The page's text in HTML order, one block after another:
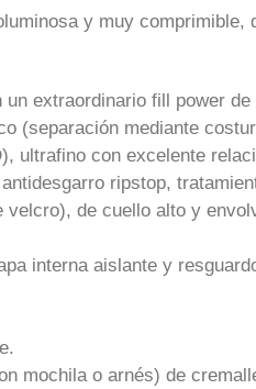
y muy
extraordinario fill power
(separación mediante
ultrafino con excelente
ripstop,
de cuello alto y
interna aislante y
mochila o arnés) de